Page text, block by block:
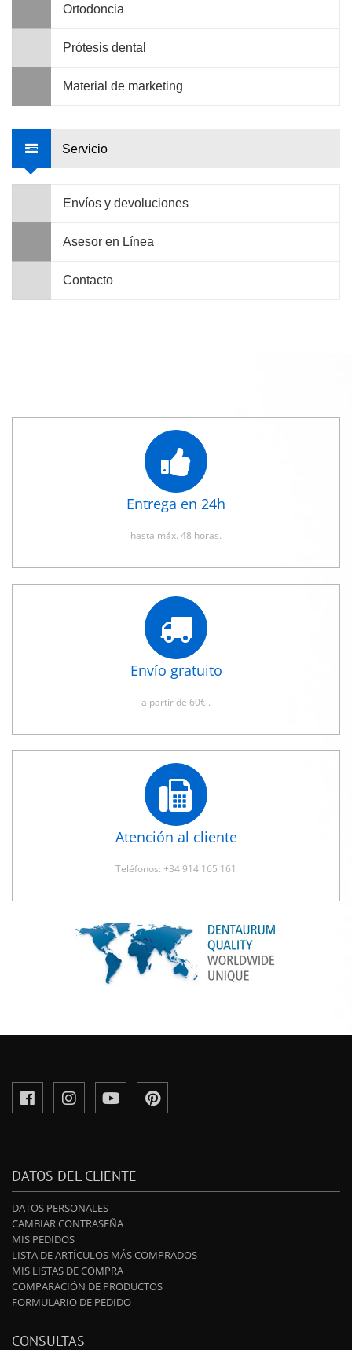
Ortodoncia
Prótesis dental
Material de marketing
Servicio
Envíos y devoluciones
Asesor en Línea
Contacto
Entrega en 24h
hasta máx. 48 horas.
Envío gratuito
a partir de 60€ .
Atención al cliente
Teléfonos: +34 914 165 161
DATOS DEL CLIENTE
DATOS PERSONALES
CAMBIAR CONTRASEÑA
MIS PEDIDOS
LISTA DE ARTÍCULOS MÁS COMPRADOS
MIS LISTAS DE COMPRA
COMPARACIÓN DE PRODUCTOS
FORMULARIO DE PEDIDO
CONSULTAS